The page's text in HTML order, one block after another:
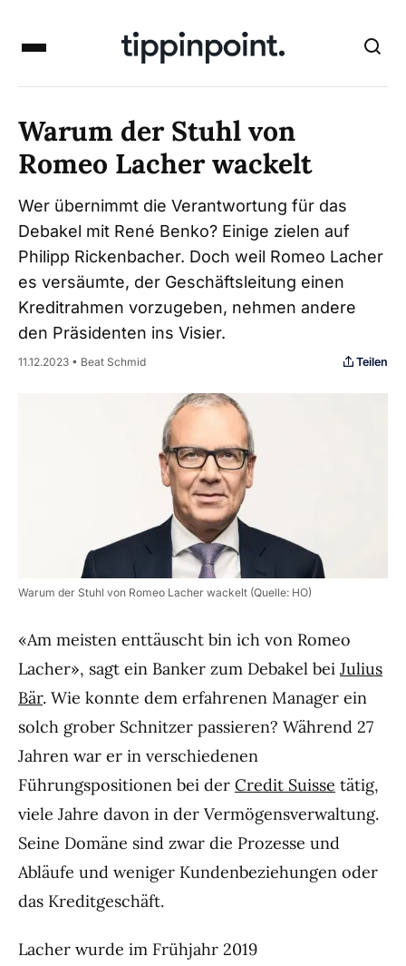
Warum der Stuhl von
Romeo Lacher wackelt
Wer übernimmt die Verantwortung für das
Debakel mit René Benko? Einige zielen auf
Philipp Rickenbacher. Doch weil Romeo Lacher
es versäumte, der Geschäftsleitung einen
Kreditrahmen vorzugeben, nehmen andere
den Präsidenten ins Visier.
11.12.2023 • Beat Schmid Teilen
Warum der Stuhl von Romeo Lacher wackelt (Quelle: HO)
«Am meisten enttäuscht bin ich von Romeo
Lacher», sagt ein Banker zum Debakel bei Julius
Bär. Wie konnte dem erfahrenen Manager ein
solch grober Schnitzer passieren? Während 27
Jahren war er in verschiedenen
Führungspositionen bei der Credit Suisse tätig,
viele Jahre davon in der Vermögensverwaltung.
Seine Domäne sind zwar die Prozesse und
Abläufe und weniger Kundenbeziehungen oder
das Kreditgeschäft.
Lacher wurde im Frühjahr 2019